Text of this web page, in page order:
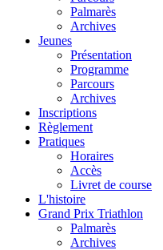
Palmarès
Archives
Jeunes
Présentation
Programme
Parcours
Archives
Inscriptions
Règlement
Pratiques
Horaires
Accès
Livret de course
L'histoire
Grand Prix Triathlon
Palmarès
Archives